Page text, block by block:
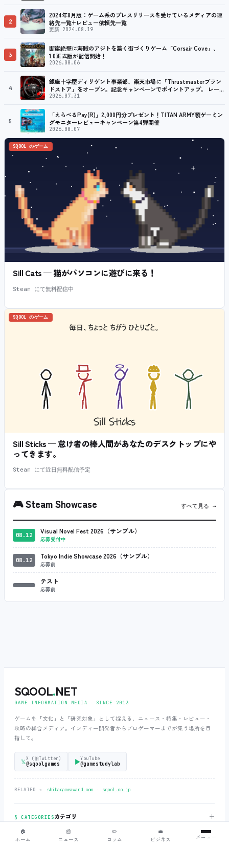
2
2024年8月版：ゲーム系のプレスリリースを受けているメディアの連
絡先一覧+レビュー依頼先一覧
更新 2024.08.19
3
断崖絶壁に海賊のアジトを築く街づくりゲーム「Corsair Cove」、
1.0正式版が配信開始！
2026.08.06
4
銀座十字屋ディリゲント事業部、楽天市場に「Thrustmasterブラン
ドストア」をオープン。記念キャンペーンでポイントアップ。 レーシ
ング／フライトシム向けコントローラーを中心に、幅広くラインナッ
2026.07.31
5
「えらべるPay(R)」2,000円分プレゼント！TITAN ARMY製ゲーミン
グモニターレビューキャンペーン第4弾開催
2026.08.07
SQOOL のゲーム
Sill Cats — 猫がパソコンに遊びに来る！
Steam にて無料配信中
SQOOL のゲーム
Sill Sticks — 怠け者の棒人間があなたのデスクトップにや
ってきます。
Steam にて近日無料配信予定
🎮Steam Showcase すべて見る →
08.12 Visual Novel Fest 2026（サンプル）
応募受付中
08.12 Tokyo Indie Showcase 2026（サンプル）
応募前
テスト
応募前
SQOOL.NET
GAME INFORMATION MEDIA ‧ SINCE 2013
ゲームを「文化」と「研究対象」として捉える、ニュース・特集・レビュー・
攻略の総合メディア。インディー開発者からプロゲーマーまでが集う場所を目
指して。
𝕏X (旧Twitter)
@sqoolgames ▶YouTube
@gamestudylab
RELATED → shibagameaward.com ‧ sqool.co.jp
§ CATEGORIESカテゴリ ＋
§ CORNERS コーナー
🏠
ホーム
📰
ニュース
✏️
コラム
💼
ビジネス
メニュー